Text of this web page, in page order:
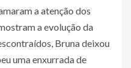
a atenção dos
a evolução da
Bruna deixou
uma enxurrada de